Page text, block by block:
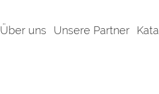
Über uns Unsere Partner